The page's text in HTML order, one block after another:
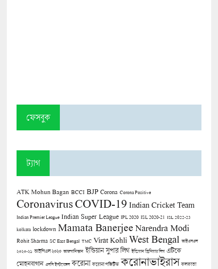
ফেসবুক
ট্যাগ
ATK Mohun Bagan BCCI BJP Corona Corona Positive
CoronavirusCOVID-19 Indian Cricket Team
Indian Premier League Indian Super League IPL 2020 ISL 2020-21 ISL 2022-23
kolkata lockdown Mamata Banerjee Narendra Modi
Rohit Sharma SC East Bengal TMC Virat Kohli West Bengal আইএসএল
২০২০-২১ আইপিএল ২০২০ আফগানিস্তান ইন্ডিয়ান সুপার লিগ ইন্ডিয়ান প্রিমিয়ার লিগ এটিকে
মোহনবাগান এসসি ইস্টবেঙ্গল করোনা করোনা পজিটিভ করোনাভাইরাস কলকাতা